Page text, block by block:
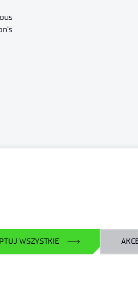
WSZYSTKIE